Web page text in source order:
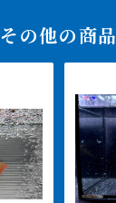
その他の商品